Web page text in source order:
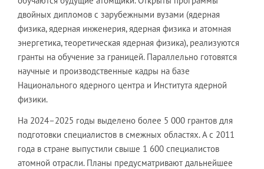
двойных дипломов с зарубежными вузами (ядерная
физика, ядерная инженерия, ядерная физика и атомная
энергетика, теоретическая ядерная физика), реализуются
гранты на обучение за границей. Параллельно готовятся
научные и производственные кадры на базе
Национального ядерного центра и Института ядерной
физики.
На 2024–2025 годы выделено более 5 000 грантов для
подготовки специалистов в смежных областях. А с 2011
года в стране выпустили свыше 1 600 специалистов
атомной отрасли. Планы предусматривают дальнейшее